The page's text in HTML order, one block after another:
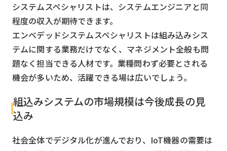
システムスペシャリストは、システムエンジニアと同
程度の収入が期待できます。
エンベデッドシステムスペシャリストは組み込みシス
テムに関する業務だけでなく、マネジメント全般も問
題なく担当できる人材です。業種問わず必要とされる
機会が多いため、活躍できる場は広いでしょう。
組込みシステムの市場規模は今後成長の見
込み
社会全体でデジタル化が進んでおり、IoT機器の需要は